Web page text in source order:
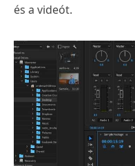
és a videót.